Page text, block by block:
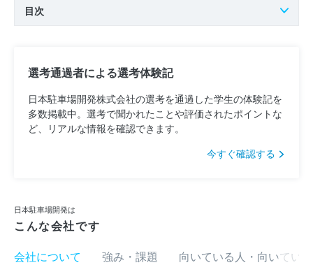
目次
選考通過者による選考体験記
日本駐車場開発株式会社の選考を通過した学生の体験記を
多数掲載中。選考で聞かれたことや評価されたポイントな
ど、リアルな情報を確認できます。
今すぐ確認する
日本駐車場開発は
こんな会社です
会社について
強み・課題 向いている人・向いてい